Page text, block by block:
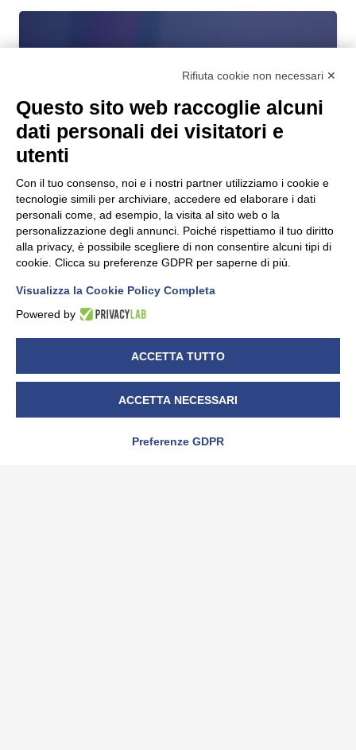
DATI NEWS
legge italiana
15/07/2025
Rifiuta cookie non necessari ✕
Questo sito web raccoglie alcuni
dati personali dei visitatori e
utenti
Con il tuo consenso, noi e i nostri partner utilizziamo i cookie e
tecnologie simili per archiviare, accedere ed elaborare i dati
personali come, ad esempio, la visita al sito web o la
personalizzazione degli annunci. Poiché rispettiamo il tuo diritto
alla privacy, è possibile scegliere di non consentire alcuni tipi di
cookie. Clicca su preferenze GDPR per saperne di più.
Visualizza la Cookie Policy Completa
Powered by
ACCETTA TUTTO
ACCETTA NECESSARI
Preferenze GDPR